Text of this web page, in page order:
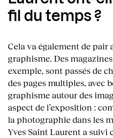
fil du temps ?
Cela va également de pair
graphisme. Des
exemple, sont passés de
des pages multiples, avec
graphisme autour des
aspect de l’exposition :
la photographie dans les
Yves Saint Laurent a suivi